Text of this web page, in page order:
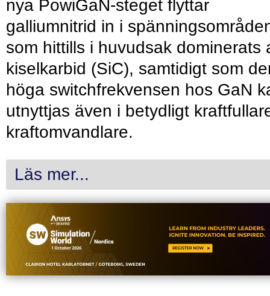
nya PowiGaN-steget flyttar
galliumnitrid in i
som hittills i huvudsak dominerats
kiselkarbid (SiC), samtidigt som
höga switchfrekvensen hos GaN
utnyttjas även i betydligt
kraftomvandlare.
Läs mer...